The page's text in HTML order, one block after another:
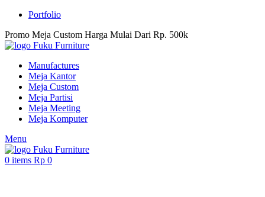
Portfolio
Promo Meja Custom Harga Mulai Dari Rp. 500k
Manufactures
Meja Kantor
Meja Custom
Meja Partisi
Meja Meeting
Meja Komputer
Menu
0 items Rp 0